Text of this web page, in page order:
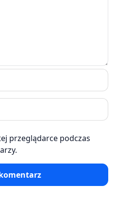
przeglądarce podczas